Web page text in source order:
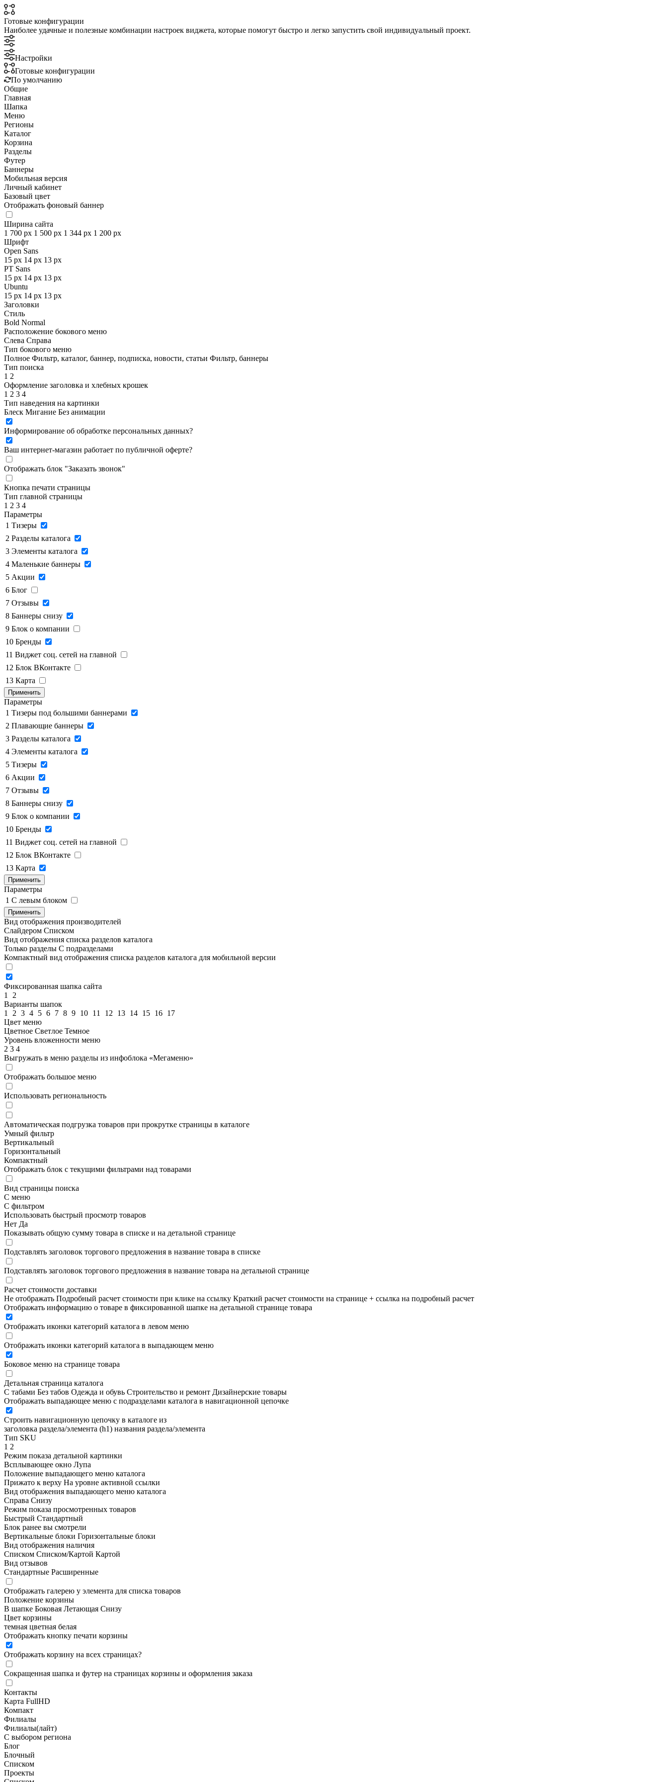
Готовые конфигурации
Наиболее удачные и полезные комбинации настроек виджета, которые помогут быстро и легко запустить свой индивидуальный проект.
Настройки
Готовые конфигурации
По умолчанию
Общие
Главная
Шапка
Меню
Регионы
Каталог
Корзина
Разделы
Футер
Баннеры
Мобильная версия
Личный кабинет
Базовый цвет
Отображать фоновый баннер
Ширина сайта
1 700 px 1 500 px 1 344 px 1 200 px
Шрифт
Open Sans
15 px 14 px 13 px
PT Sans
15 px 14 px 13 px
Ubuntu
15 px 14 px 13 px
Заголовки
Стиль
Bold Normal
Расположение бокового меню
Слева Справа
Тип бокового меню
Полное Фильтр, каталог, баннер, подписка, новости, статьи Фильтр, баннеры
Тип поиска
1 2
Оформление заголовка и хлебных крошек
1 2 3 4
Тип наведения на картинки
Блеск Мигание Без анимации
Информирование об обработке персональных данных?
Ваш интернет-магазин работает по публичной оферте?
Отображать блок "Заказать звонок"
Кнопка печати страницы
Тип главной страницы
1 2 3 4
Параметры
1 Тизеры
2 Разделы каталога
3 Элементы каталога
4 Маленькие баннеры
5 Акции
6 Блог
7 Отзывы
8 Баннеры снизу
9 Блок о компании
10 Бренды
11 Виджет соц. сетей на главной
12 Блок ВКонтакте
13 Карта
Применить
Параметры
1 Тизеры под большими баннерами
2 Плавающие баннеры
3 Разделы каталога
4 Элементы каталога
5 Тизеры
6 Акции
7 Отзывы
8 Баннеры снизу
9 Блок о компании
10 Бренды
11 Виджет соц. сетей на главной
12 Блок ВКонтакте
13 Карта
Применить
Параметры
1 C левым блоком
Применить
Вид отображения производителей
Слайдером Списком
Вид отображения списка разделов каталога
Только разделы С подразделами
Компактный вид отображения списка разделов каталога для мобильной версии
Фиксированная шапка сайта
1
2
Варианты шапок
1
2 3 4 5 6 7 8 9 10 11 12 13 14 15 16 17
Цвет меню
Цветное Светлое Темное
Уровень вложенности меню
2 3 4
Выгружать в меню разделы из инфоблока «Мегаменю»
Отображать большое меню
Использовать региональность
Автоматическая подгрузка товаров при прокрутке страницы в каталоге
Умный фильтр
Вертикальный
Горизонтальный
Компактный
Отображать блок с текущими фильтрами над товарами
Вид страницы поиска
С меню
С фильтром
Использовать быстрый просмотр товаров
Нет Да
Показывать общую сумму товара в списке и на детальной странице
Подставлять заголовок торгового предложения в название товара в списке
Подставлять заголовок торгового предложения в название товара на детальной странице
Расчет стоимости доставки
Не отображать Подробный расчет стоимости при клике на ссылку Краткий расчет стоимости на странице + ссылка на подробный расчет
Отображать информацию о товаре в фиксированной шапке на детальной странице товара
Отображать иконки категорий каталога в левом меню
Отображать иконки категорий каталога в выпадающем меню
Боковое меню на странице товара
Детальная страница каталога
С табами Без табов Одежда и обувь Строительство и ремонт Дизайнерские товары
Отображать выпадающее меню с подразделами каталога в навигационной цепочке
Строить навигационную цепочку в каталоге из
заголовка раздела/элемента (h1) названия раздела/элемента
Тип SKU
1 2
Режим показа детальной картинки
Всплывающее окно Лупа
Положение выпадающего меню каталога
Прижато к верху На уровне активной ссылки
Вид отображения выпадающего меню каталога
Справа Снизу
Режим показа просмотренных товаров
Быстрый Стандартный
Блок ранее вы смотрели
Вертикальные блоки Горизонтальные блоки
Вид отображения наличия
Списком Списком/Картой Картой
Вид отзывов
Стандартные Расширенные
Отображать галерею у элемента для списка товаров
Положение корзины
В шапке Боковая Летающая Снизу
Цвет корзины
темная цветная белая
Отображать кнопку печати корзины
Отображать корзину на всех страницах?
Сокращенная шапка и футер на страницах корзины и оформления заказа
Контакты
Карта FullHD
Компакт
Филиалы
Филиалы(лайт)
С выбором региона
Блог
Блочный
Списком
Проекты